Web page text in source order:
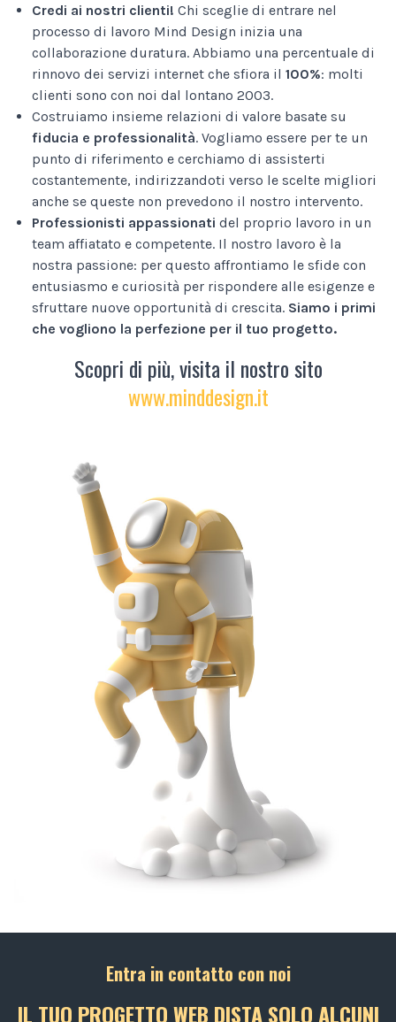
Credi ai nostri clienti! Chi sceglie di entrare nel
processo di lavoro Mind Design inizia una
collaborazione duratura. Abbiamo una percentuale di
rinnovo dei servizi internet che sfiora il 100%: molti
clienti sono con noi dal lontano 2003.
Costruiamo insieme relazioni di valore basate su
fiducia e professionalità. Vogliamo essere per te un
punto di riferimento e cerchiamo di assisterti
costantemente, indirizzandoti verso le scelte migliori
anche se queste non prevedono il nostro intervento.
Professionisti appassionati del proprio lavoro in un
team affiatato e competente. Il nostro lavoro è la
nostra passione: per questo affrontiamo le sfide con
entusiasmo e curiosità per rispondere alle esigenze e
sfruttare nuove opportunità di crescita. Siamo i primi
che vogliono la perfezione per il tuo progetto.
Scopri di più, visita il nostro sito
www.minddesign.it
Entra in contatto con noi
IL TUO PROGETTO WEB DISTA SOLO ALCUNI